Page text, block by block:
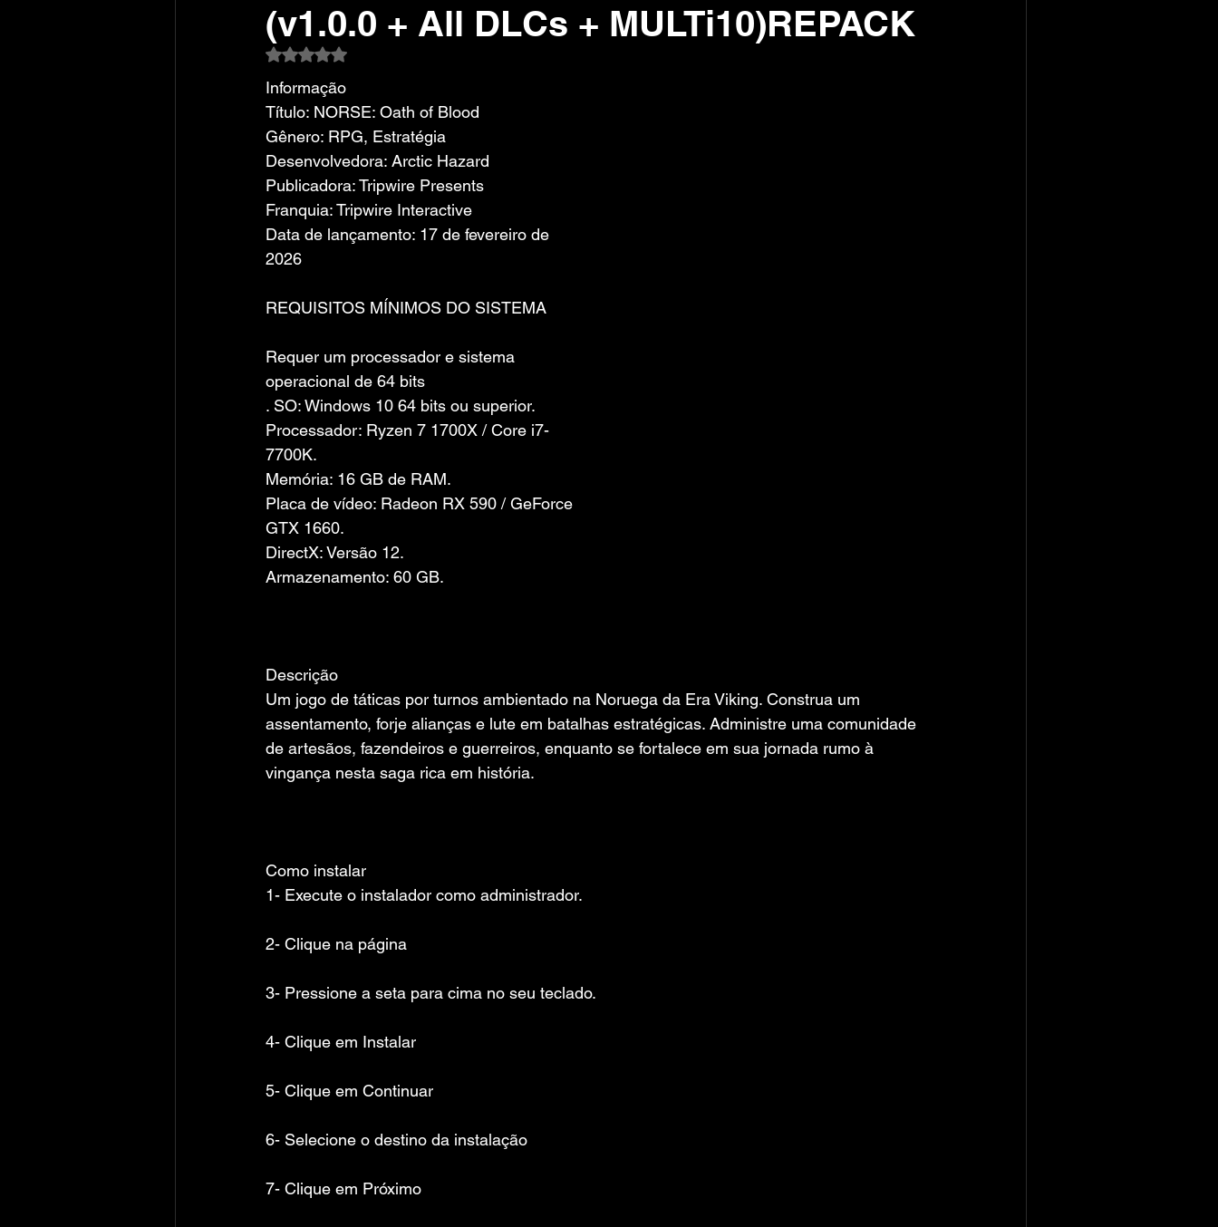
(v1.0.0 + All DLCs + MULTi10)REPACK
Avaliado com NaN de 5 estrelas.
Informação
Título: NORSE: Oath of Blood
Gênero: RPG, Estratégia
Desenvolvedora: Arctic Hazard
Publicadora: Tripwire Presents
Franquia: Tripwire Interactive
Data de lançamento: 17 de fevereiro de
2026
REQUISITOS MÍNIMOS DO SISTEMA
Requer um processador e sistema
operacional de 64 bits
. SO: Windows 10 64 bits ou superior.
Processador: Ryzen 7 1700X / Core i7-
7700K.
Memória: 16 GB de RAM.
Placa de vídeo: Radeon RX 590 / GeForce
GTX 1660.
DirectX: Versão 12.
Armazenamento: 60 GB.
Descrição
Um jogo de táticas por turnos ambientado na Noruega da Era Viking. Construa um
assentamento, forje alianças e lute em batalhas estratégicas. Administre uma comunidade
de artesãos, fazendeiros e guerreiros, enquanto se fortalece em sua jornada rumo à
vingança nesta saga rica em história.
Como instalar
1- Execute o instalador como administrador.
2- Clique na página
3- Pressione a seta para cima no seu teclado.
4- Clique em Instalar
5- Clique em Continuar
6- Selecione o destino da instalação
7- Clique em Próximo